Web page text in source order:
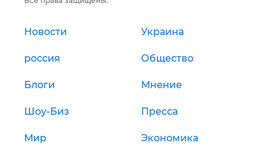
Новости Украина
россия Общество
Блоги Мнение
Шоу-Биз Пресса
Мир Экономика